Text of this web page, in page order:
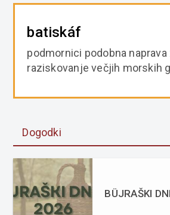
batiskáf
podmornici podobna naprava
raziskovanje večjih morskih
Dogodki
BÜJRAŠKI